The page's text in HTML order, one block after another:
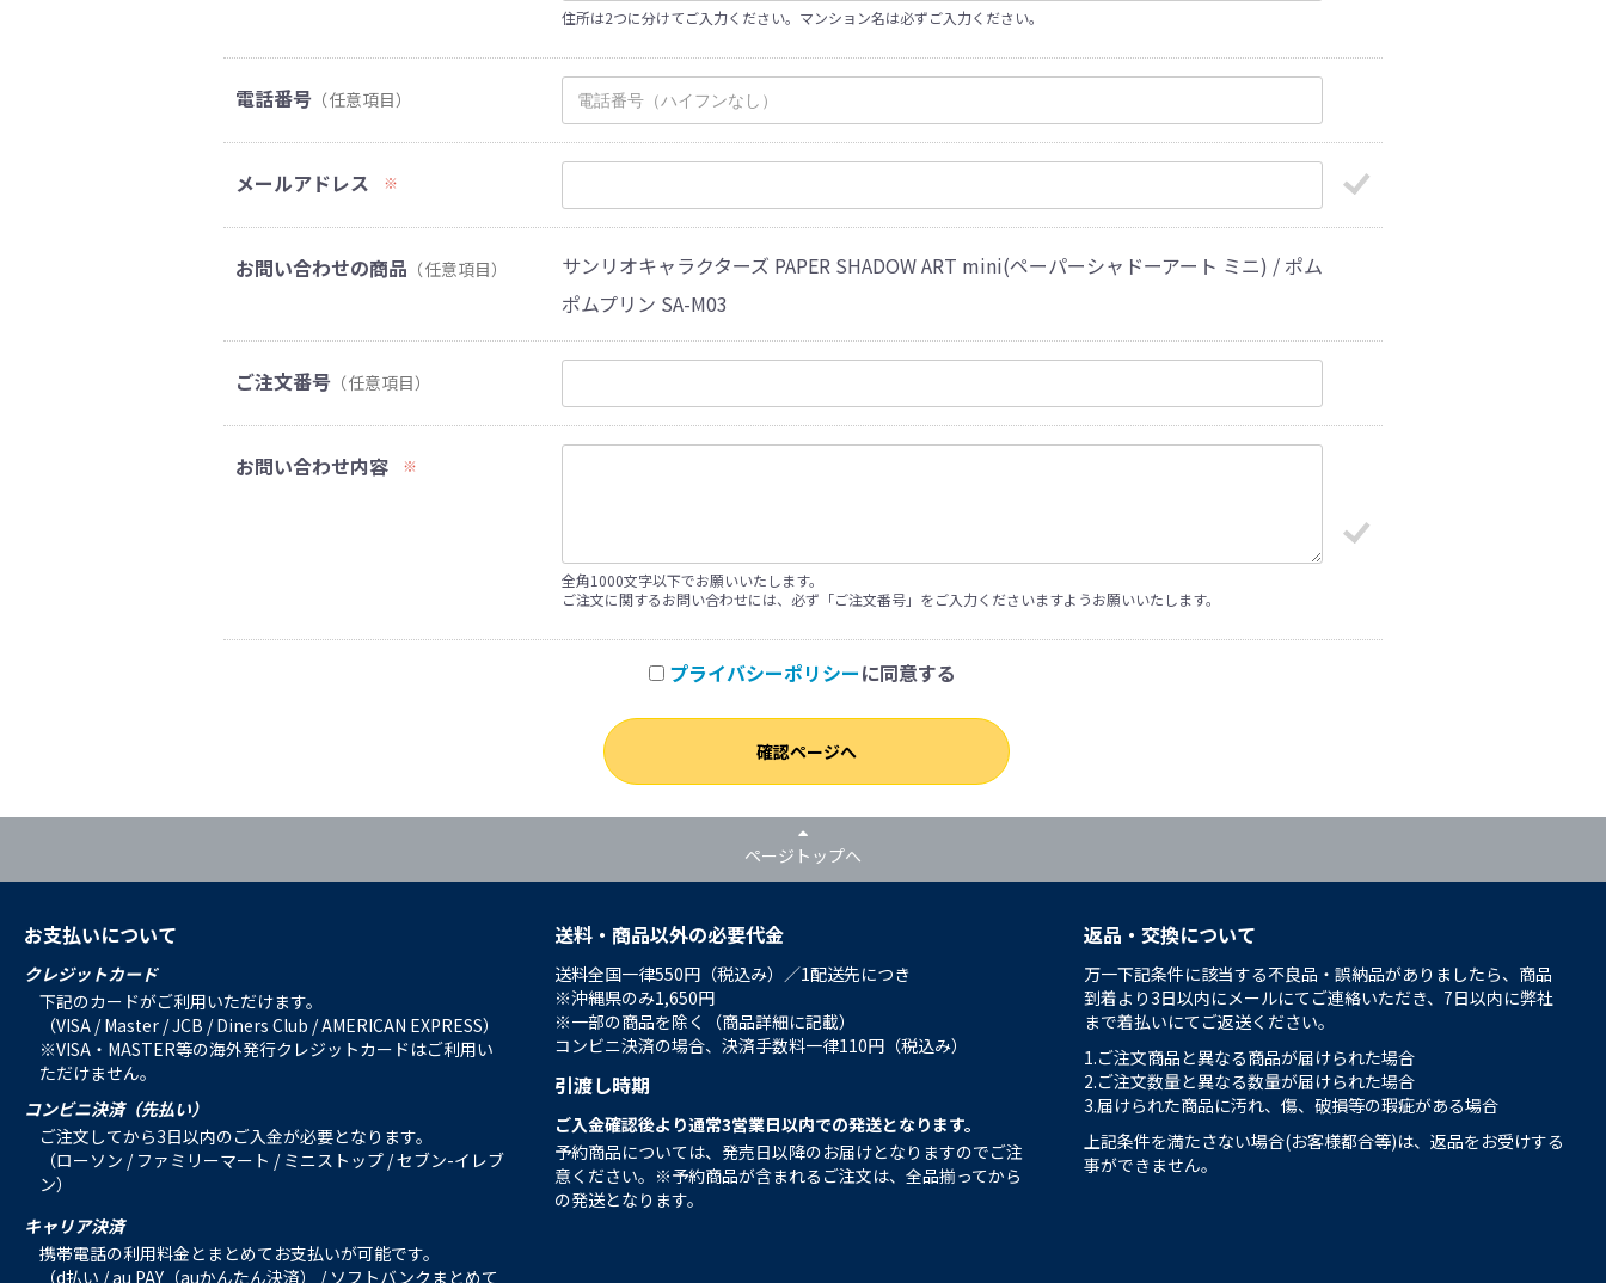
住所は2つに分けてご入力ください。マンション名は必ずご入力ください。
電話番号 （任意項目）
メールアドレス ※
お問い合わせの商品 （任意項目）
サンリオキャラクターズ PAPER SHADOW ART mini(ペーパーシャドーアート ミニ) / ポム
ポムプリン SA-M03
ご注文番号 （任意項目）
お問い合わせ内容 ※
全角1000文字以下でお願いいたします。
ご注文に関するお問い合わせには、必ず「ご注文番号」をご入力くださいますようお願いいたします。
プライバシーポリシーに同意する
確認ページへ
ページトップへ
お支払いについて
クレジットカード
下記のカードがご利用いただけます。
（VISA / Master / JCB / Diners Club / AMERICAN EXPRESS）
※VISA・MASTER等の海外発行クレジットカードはご利用い
ただけません。
コンビニ決済（先払い）
ご注文してから3日以内のご入金が必要となります。
（ローソン / ファミリーマート / ミニストップ / セブン-イレブ
ン）
キャリア決済
携帯電話の利用料金とまとめてお支払いが可能です。
（d払い / au PAY（auかんたん決済） / ソフトバンクまとめて
送料・商品以外の必要代金
送料全国一律550円（税込み）／1配送先につき
※沖縄県のみ1,650円
※一部の商品を除く（商品詳細に記載）
コンビニ決済の場合、決済手数料一律110円（税込み）
引渡し時期
ご入金確認後より通常3営業日以内での発送となります。
予約商品については、発売日以降のお届けとなりますのでご注
意ください。※予約商品が含まれるご注文は、全品揃ってから
の発送となります。
返品・交換について
万一下記条件に該当する不良品・誤納品がありましたら、商品
到着より3日以内にメールにてご連絡いただき、7日以内に弊社
まで着払いにてご返送ください。
1.ご注文商品と異なる商品が届けられた場合
2.ご注文数量と異なる数量が届けられた場合
3.届けられた商品に汚れ、傷、破損等の瑕疵がある場合
上記条件を満たさない場合(お客様都合等)は、返品をお受けする
事ができません。